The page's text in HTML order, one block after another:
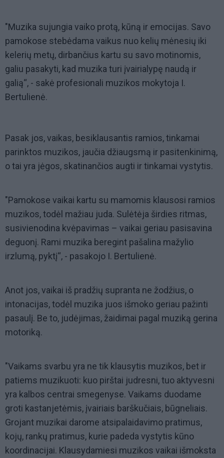
"Muzika sujungia vaiko protą, kūną ir emocijas. Savo
pamokose stebėdama vaikus nuo kelių mėnesių iki
kelerių metų, dirbančius kartu su savo motinomis,
galiu pasakyti, kad muzika turi įvairialypę naudą ir
galią“, - sakė profesionali muzikos mokytoja I.
Bertulienė.
Pasak jos, vaikas, besiklausantis ramios, tinkamai
parinktos muzikos, jaučia džiaugsmą ir pasitenkinimą,
o tai yra jėgos, skatinančios augti ir tinkamai vystytis.
"Pamokose vaikai kartu su mamomis klausosi ramios
muzikos, todėl mažiau juda. Sulėtėja širdies ritmas,
susivienodina kvėpavimas – vaikai geriau pasisavina
deguonį. Rami muzika beregint pašalina mažylio
irzlumą, pyktį“, - pasakojo I. Bertulienė.
Anot jos, vaikai iš pradžių supranta ne žodžius, o
intonacijas, todėl muzika juos išmoko geriau pažinti
pasaulį. Be to, judėjimas, žaidimai pagal muziką gerina
motoriką.
"Vaikams svarbu yra ne tik klausytis muzikos, bet ir
patiems muzikuoti: kuo pirštai judresni, tuo aktyvesni
yra kalbos centrai smegenyse. Vaikams duodame
groti kastanjetėmis, įvairiais barškučiais, būgneliais.
Grojant muzikai darome atsipalaidavimo pratimus,
kojų, rankų pratimus, kurie padeda vystytis kūno
koordinacijai. Klausydamiesi muzikos vaikai išmoksta